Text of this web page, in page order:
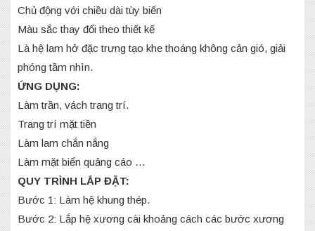
Chủ động với chiều dài tùy biến
Màu sắc thay đổi theo thiết kế
Là hệ lam hở đặc trưng tạo khe thoáng không cản gió, giải
phóng tầm nhìn.
ỨNG DỤNG:
Làm trần, vách trang trí.
Trang trí mặt tiền
Làm lam chắn nắng
Làm mặt biển quảng cáo …
QUY TRÌNH LẮP ĐẶT:
Bước 1: Làm hệ khung thép.
Bước 2: Lắp hệ xương cài khoảng cách các bước xương